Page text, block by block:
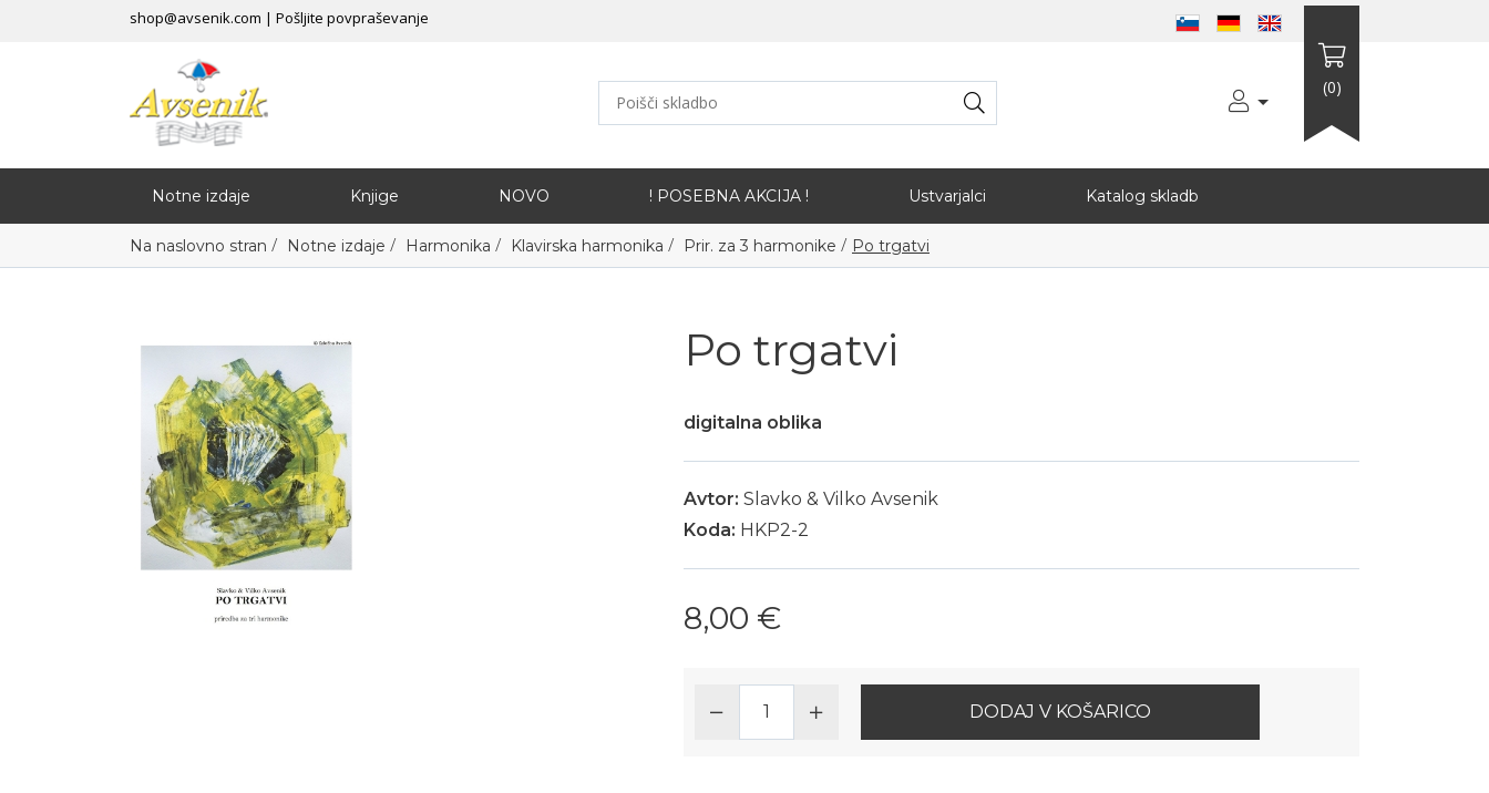
shop@avsenik.com | Pošljite povpraševanje
(0)
Notne izdaje Knjige NOVO ! POSEBNA AKCIJA ! Ustvarjalci Katalog skladb
Na naslovno stran / Notne izdaje / Harmonika / Klavirska harmonika / Prir. za 3 harmonike / Po trgatvi
Po trgatvi
digitalna oblika
Avtor: Slavko & Vilko Avsenik
Koda: HKP2-2
8,00 €
DODAJ V KOŠARICO